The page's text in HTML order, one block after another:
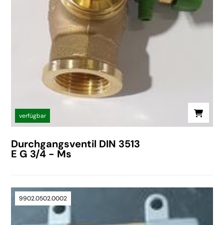
verfügbar
Durchgangsventil DIN 3513
E G 3/4 - Ms
9902.0502.0002